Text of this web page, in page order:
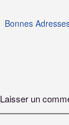
Bonnes
Laisser un